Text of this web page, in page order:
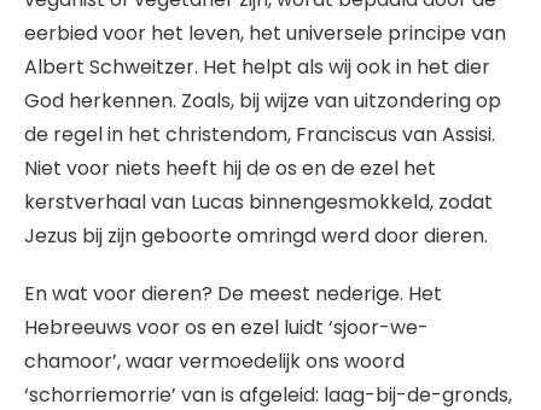
eerbied voor het leven, het universele principe van
Albert Schweitzer. Het helpt als wij ook in het dier
God herkennen. Zoals, bij wijze van uitzondering op
de regel in het christendom, Franciscus van Assisi.
Niet voor niets heeft hij de os en de ezel het
kerstverhaal van Lucas binnengesmokkeld, zodat
Jezus bij zijn geboorte omringd werd door dieren.
En wat voor dieren? De meest nederige. Het
Hebreeuws voor os en ezel luidt ‘sjoor-we-
chamoor’, waar vermoedelijk ons woord
‘schorriemorrie’ van is afgeleid: laag-bij-de-gronds,